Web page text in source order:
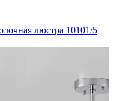
люстра 10101/5